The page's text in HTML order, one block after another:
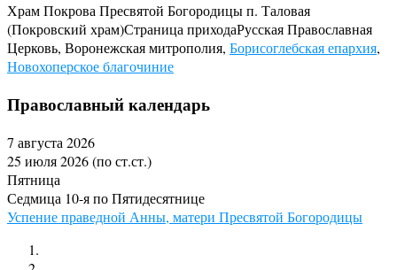
Храм Покрова Пресвятой Богородицы п. Таловая
(Покровский храм)Страница приходаРусская Православная
Церковь, Воронежская митрополия, Борисоглебская епархия,
Новохоперское благочиние
Православный календарь
7 августа 2026
25 июля 2026 (по ст.ст.)
Пятница
Седмица 10-я по Пятидесятнице
Успение праведной Анны, матери Пресвятой Богородицы